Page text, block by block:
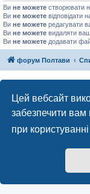
Цей вебсайт
забезпечити вам
при
Ви не можете створювати
Ви не можете відповідати
Ви не можете редагувати
Ви не можете видаляти
Ви не можете додавати
форум Полтави